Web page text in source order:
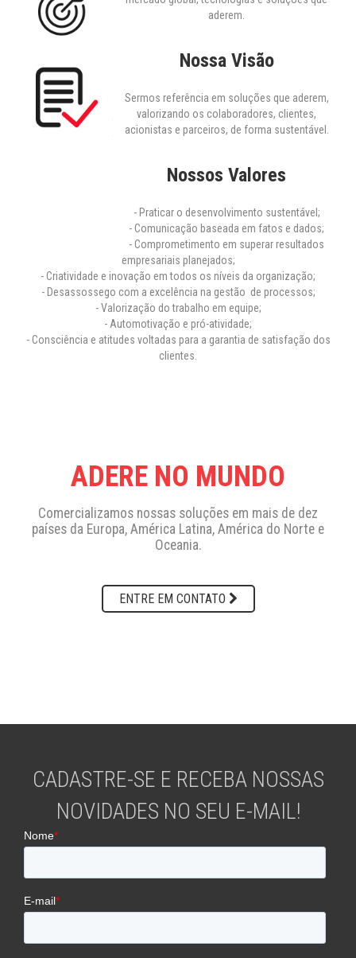
aderem.
Nossa Visão
Sermos referência em soluções que aderem,
valorizando os colaboradores, clientes,
acionistas e parceiros, de forma sustentável.
Nossos Valores
- Praticar o desenvolvimento sustentável;
- Comunicação baseada em fatos e dados;
- Comprometimento em superar resultados
empresariais planejados;
- Criatividade e inovação em todos os níveis da organização;
- Desassossego com a excelência na gestão de processos;
- Valorização do trabalho em equipe;
- Automotivação e pró-atividade;
- Consciência e atitudes voltadas para a garantia de satisfação dos
clientes.
ADERE NO MUNDO
Comercializamos nossas soluções em mais de dez
países da Europa, América Latina, América do Norte e
Oceania.
ENTRE EM CONTATO
CADASTRE-SE E RECEBA NOSSAS
NOVIDADES NO SEU E-MAIL!